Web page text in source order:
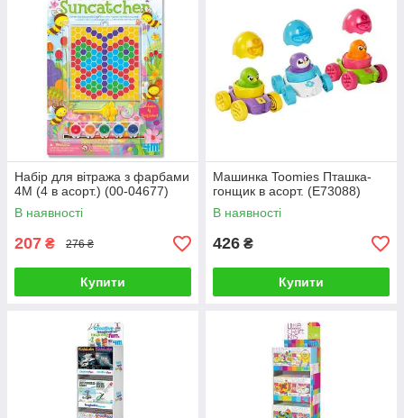
Набір для вітража з фарбами
4M (4 в асорт.) (00-04677)
В наявності
207 ₴ 276 ₴
Купити
Машинка Toomies Пташка-
гонщик в асорт. (E73088)
В наявності
426 ₴
Купити